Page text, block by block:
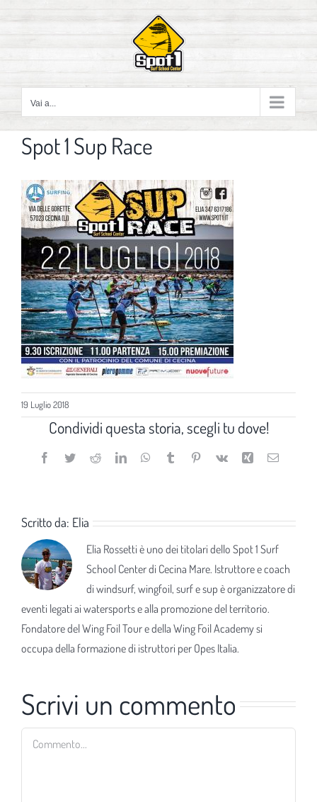
contenuto
Vai a...
Spot 1 Sup Race
19 Luglio 2018
Condividi questa storia, scegli tu dove!
Facebook
TwitterRedditLinkedInWhatsApp
TumblrPinterest
Vk Xing Email
Scritto da: Elia
Elia Rossetti è uno dei titolari dello Spot 1 Surf
School Center di Cecina Mare. Istruttore e coach
di windsurf, wingfoil, surf e sup è organizzatore di
eventi legati ai watersports e alla promozione del territorio.
Fondatore del Wing Foil Tour e della Wing Foil Academy si
occupa della formazione di istruttori per Opes Italia.
Scrivi un commento
Commento